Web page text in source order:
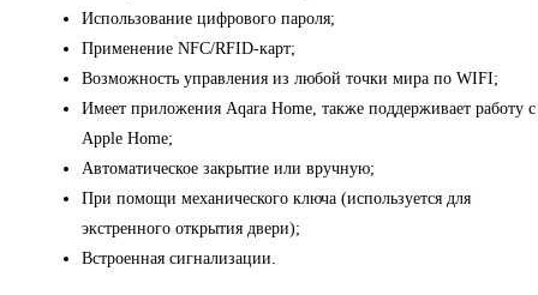
Использование цифрового пароля;
Применение NFC/RFID-карт;
Возможность управления из любой точки мира по WIFI;
Имеет приложения Aqara Home, также поддерживает работу с
Apple Home;
Автоматическое закрытие или вручную;
При помощи механического ключа (используется для
экстренного открытия двери);
Встроенная сигнализации.